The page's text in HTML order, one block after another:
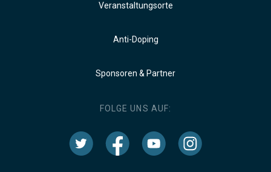
Veranstaltungsorte
Anti-Doping
Sponsoren & Partner
FOLGE UNS AUF: